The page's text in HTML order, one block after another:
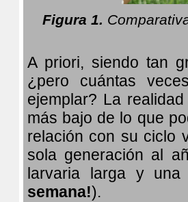
Figura 1.
A priori, siendo tan
¿pero cuántas
ejemplar? La
más bajo de lo que
relación con su ciclo
sola generación al
larvaria largay una
semana!).